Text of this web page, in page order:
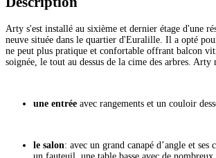
Arty s'est installé au sixième et dernier étage d'une
neuve située dans le quartier d'Euralille. Il a opté
ne peut plus pratique et confortable offrant balcon
soignée, le tout au dessus de la cime des arbres. Arty
une entrée avec rangements et un couloir
le salon: avec un grand canapé d’angle et ses